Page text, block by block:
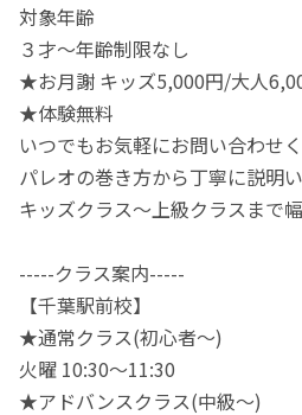
対象年齢
３才〜年齢制限なし
★お月謝 キッズ5,000円/大人
★体験無料
いつでもお気軽にお問い合わせ
パレオの巻き方から丁寧に説明い
キッズクラス〜上級クラスまで
-----クラス案内-----
【千葉駅前校】
★通常クラス(初心者〜)
火曜 10:30〜11:30
★アドバンスクラス(中級〜)